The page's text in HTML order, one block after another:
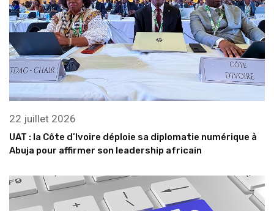
22 juillet 2026
UAT : la Côte d’Ivoire déploie sa diplomatie numérique à
Abuja pour affirmer son leadership africain